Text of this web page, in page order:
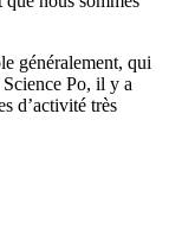
généralement, qui
Po, il y a
d’activité très